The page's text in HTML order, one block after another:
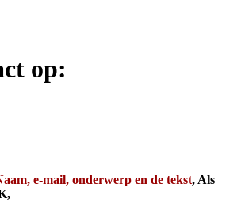
op:
e-mail, onderwerp en de tekst, Als